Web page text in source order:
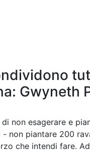
Gwyneth
non esagerare e
- non piantare 200
che intendi fare.